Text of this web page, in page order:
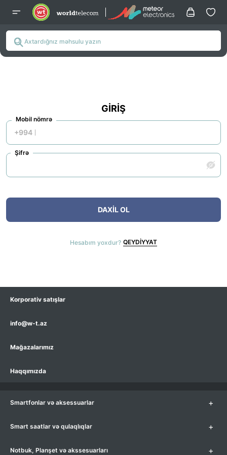
GIRIŞ
Mobil nömrə
+994
Şifrə
DAXIL OL
Hesabım yoxdur? QEYDIYYAT
Korporativ satışlar
info@w-t.az
Mağazalarımız
Haqqımızda
Smartfonlar və aksessuarlar +
Smart saatlar və qulaqlıqlar +
Notbuk, Planşet və akssesuarları +